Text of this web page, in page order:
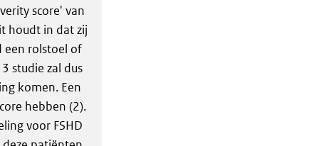
score' van
houdt in dat zij
een rolstoel of
studie zal dus
komen. Een
hebben (2).
voor FSHD